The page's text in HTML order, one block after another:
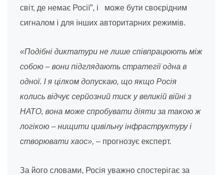
світ, де немає Росії”, і може бути своєрідним
сигналом і для інших авторитарних режимів.
«Подібні диктатури не лише співпрацюють між
собою – вони підглядають стратегії одна в
одної. І я цілком допускаю, що якщо Росія
колись відчує серйозний тиск у великій війні з
НАТО, вона може спробувати діяти за такою ж
логікою – нищити цивільну інфраструктуру і
створювати хаос», – прогнозує експерт.
За його словами, Росія уважно спостерігає за